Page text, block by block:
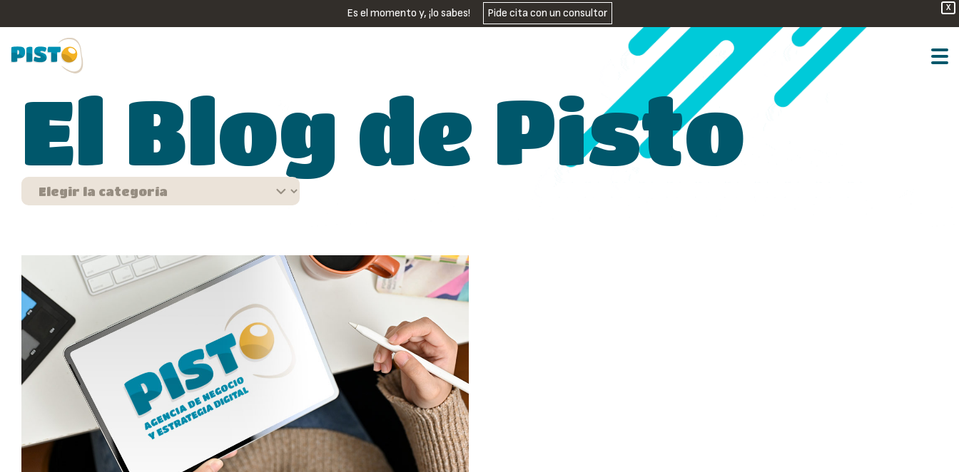
X
Es el momento y, ¡lo sabes! Pide cita con un consultor
El Blog de Pisto